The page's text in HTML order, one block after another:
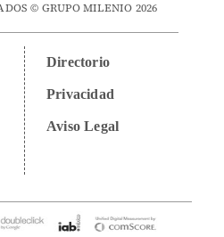
© GRUPO MILENIO 2026
Directorio
Privacidad
Aviso Legal